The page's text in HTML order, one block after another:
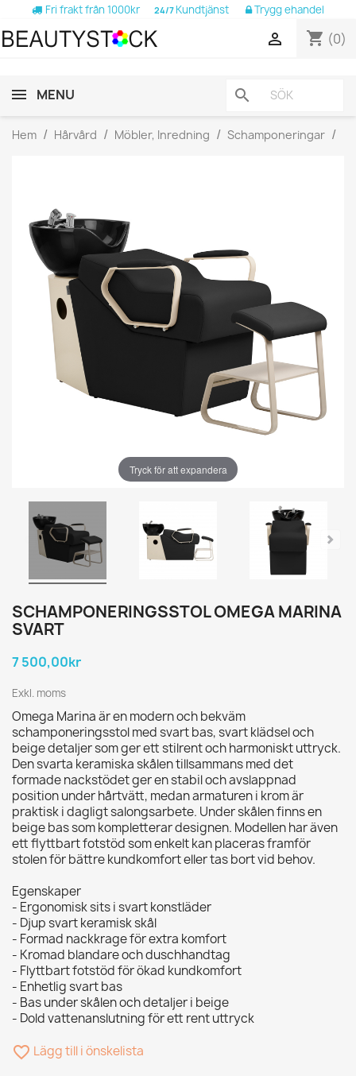
Fri frakt från 1000kr 24/7 Kundtjänst Trygg ehandel
shopping_cart (0)

MENU search
Hem Hårvård Möbler, Inredning Schamponeringar
Tryck för att expandera
SCHAMPONERINGSSTOL OMEGA MARINA
SVART
7 500,00kr
Exkl. moms
Omega Marina är en modern och bekväm
schamponeringsstol med svart bas, svart klädsel och
beige detaljer som ger ett stilrent och harmoniskt uttryck.
Den svarta keramiska skålen tillsammans med det
formade nackstödet ger en stabil och avslappnad
position under hårtvätt, medan armaturen i krom är
praktisk i dagligt salongsarbete. Under skålen finns en
beige bas som kompletterar designen. Modellen har även
ett flyttbart fotstöd som enkelt kan placeras framför
stolen för bättre kundkomfort eller tas bort vid behov.
Egenskaper
- Ergonomisk sits i svart konstläder
- Djup svart keramisk skål
- Formad nackkrage för extra komfort
- Kromad blandare och duschhandtag
- Flyttbart fotstöd för ökad kundkomfort
- Enhetlig svart bas
- Bas under skålen och detaljer i beige
- Dold vattenanslutning för ett rent uttryck
favorite_border Lägg till i önskelista